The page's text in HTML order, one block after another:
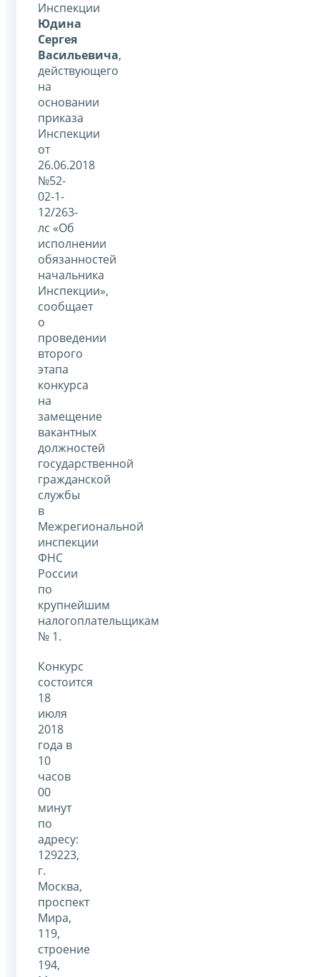
Инспекции
Юдина
Сергея
Васильевича,
действующего
на
основании
приказа
Инспекции
от
26.06.2018
№52-
02-1-
12/263-
лс «Об
исполнении
обязанностей
начальника
Инспекции»,
сообщает
о
проведении
второго
этапа
конкурса
на
замещение
вакантных
должностей
государственной
гражданской
службы
в
Межрегиональной
инспекции
ФНС
России
по
крупнейшим
налогоплательщикам
№ 1.
Конкурс
состоится
18
июля
2018
года в
10
часов
00
минут
по
адресу:
129223,
г.
Москва,
проспект
Мира,
119,
строение
194,